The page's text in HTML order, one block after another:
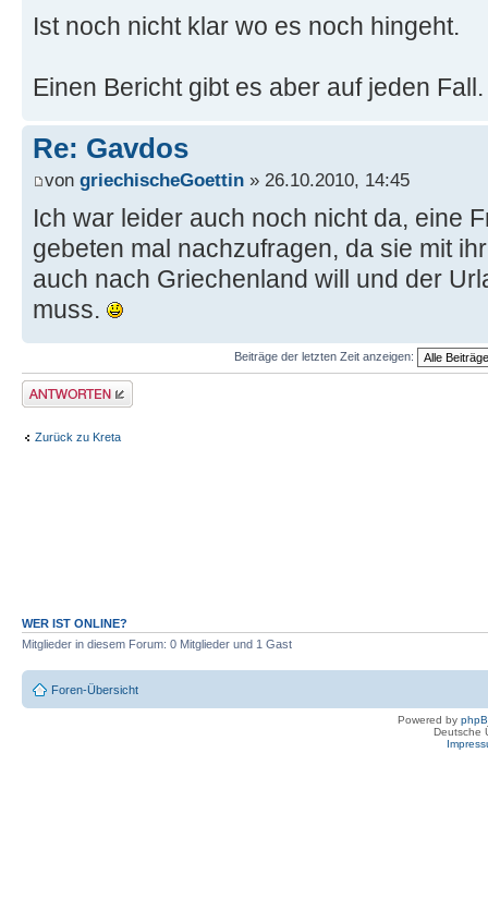
Ist noch nicht klar wo es noch hingeht.
Einen Bericht gibt es aber auf jeden Fall.
Re: Gavdos
von griechischeGoettin » 26.10.2010, 14:45
Ich war leider auch noch nicht da, eine
gebeten mal nachzufragen, da sie mit
auch nach Griechenland will und der
muss.
Beiträge der letzten Zeit anzeigen:
Antwort erstellen
Zurück zu Kreta
WER IST ONLINE?
Mitglieder in diesem Forum: 0 Mitglieder und 1 Gast
Foren-Übersicht
Powered by
Deutsche